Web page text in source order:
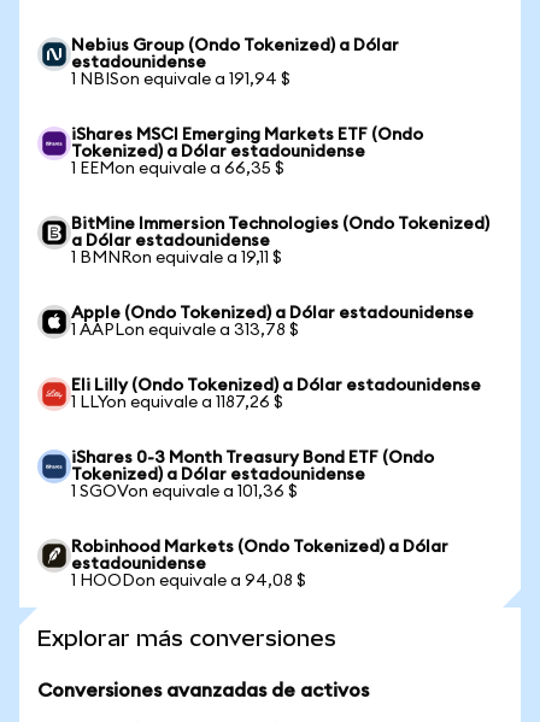
Nebius Group (Ondo Tokenized) a Dólar
estadounidense
1 NBISon equivale a 191,94 $
iShares MSCI Emerging Markets ETF (Ondo
Tokenized) a Dólar estadounidense
1 EEMon equivale a 66,35 $
BitMine Immersion Technologies (Ondo Tokenized)
a Dólar estadounidense
1 BMNRon equivale a 19,11 $
Apple (Ondo Tokenized) a Dólar estadounidense
1 AAPLon equivale a 313,78 $
Eli Lilly (Ondo Tokenized) a Dólar estadounidense
1 LLYon equivale a 1187,26 $
iShares 0-3 Month Treasury Bond ETF (Ondo
Tokenized) a Dólar estadounidense
1 SGOVon equivale a 101,36 $
Robinhood Markets (Ondo Tokenized) a Dólar
estadounidense
1 HOODon equivale a 94,08 $
Explorar más conversiones
Conversiones avanzadas de activos